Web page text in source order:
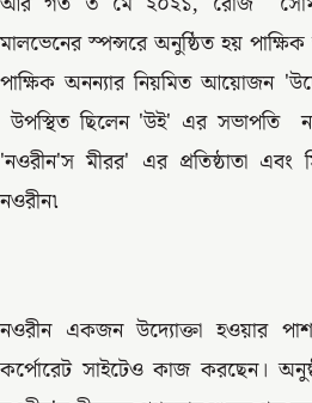
মালভেনের স্পন্সরে অনুষ্ঠিত হয়
পাক্ষিক অনন্যার নিয়মিত আয়োজন
উপস্থিত ছিলেন 'উই' এর সভাপতি
'নওরীন'স মীরর' এর প্রতিষ্ঠাতা
নওরীন৷
নওরীন একজন উদ্যোক্তা হওয়ার
কর্পোরেট সাইটেও কাজ করছেন।